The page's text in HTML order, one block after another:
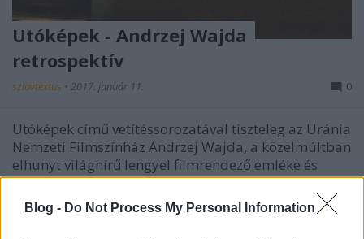
Blog - Do Not Process My Personal Information
Utóképek - Andrzej Wajda
retrospektív
szlavtextus • 2017. január 11. 0
Utóképek című vetítéssorozatával tiszteleg az Uránia
Nemzeti Filmszínház Andrzej Wajda, a közelmúltban
elhunyt világhírű lengyel filmrendező emléke és
életműve előtt. A sorozat nyitófilmje az 1958-as
Hamu és gyémánt volt. Ezzel a filmmel aratta első
nagy nemzetközi…